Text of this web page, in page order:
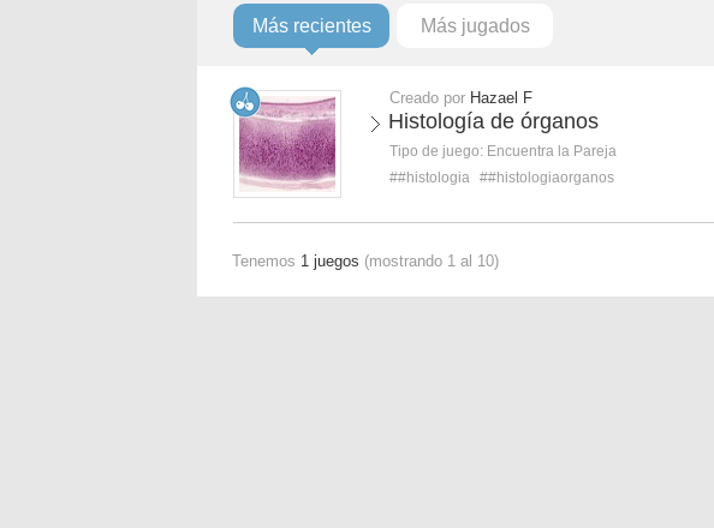
Más recientes Más jugados
Creado por Hazael F
Histología de órganos
Tipo de juego: Encuentra la Pareja
##histologia ##histologiaorganos
Tenemos 1 juegos (mostrando 1 al 10)